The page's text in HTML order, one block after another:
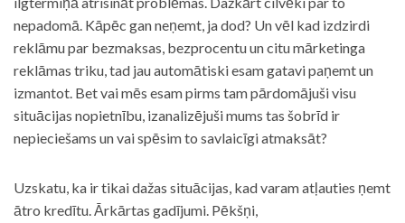
nepadomā. Kāpēc gan neņemt, ja dod? Un vēl kad izdzirdi
reklāmu par bezmaksas, bezprocentu un citu mārketinga
reklāmas triku, tad jau automātiski esam gatavi paņemt un
izmantot. Bet vai mēs esam pirms tam pārdomājuši visu
situācijas nopietnību, izanalizējuši mums tas šobrīd ir
nepieciešams un vai spēsim to savlaicīgi atmaksāt?
Uzskatu, ka ir tikai dažas situācijas, kad varam atļauties ņemt
ātro kredītu. Ārkārtas gadījumi. Pēkšņi,